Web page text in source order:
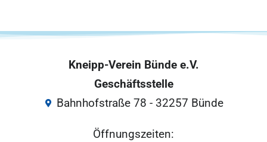
Kneipp-Verein Bünde e.V.
Geschäftsstelle
Bahnhofstraße 78 - 32257 Bünde
Öffnungszeiten: